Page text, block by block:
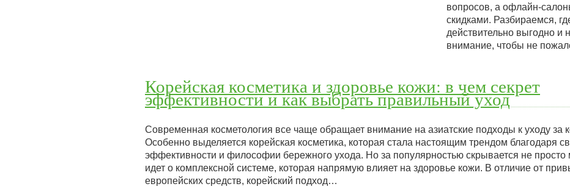
вопросов, а офлайн-
скидками. Разбираемся,
действительно выгодно и
внимание, чтобы не
Корейская косметика и здоровье кожи: в чем секрет
эффективности и как выбрать правильный уход
Современная косметология все чаще обращает внимание на азиатские подходы к уходу за
Особенно выделяется корейская косметика, которая стала настоящим трендом благодаря
эффективности и философии бережного ухода. Но за популярностью скрывается не
идет о комплексной системе, которая напрямую влияет на здоровье кожи. В отличие от
европейских средств, корейский подход…